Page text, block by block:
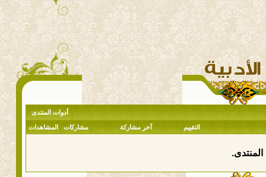
أدوات المنتدى
التقييم آخر مشاركة مشاركات المشاهدات